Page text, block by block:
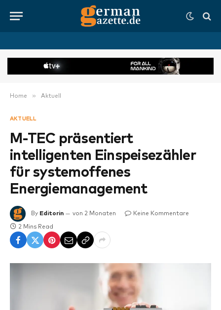
Home » Aktuell
AKTUELL
M-TEC präsentiert
intelligenten Einspeisezähler
für systemoffenes
Energiemanagement
By Editorin von 2 Monaten Keine Kommentare
2 Mins Read